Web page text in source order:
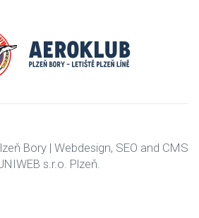
Bory | Webdesign, SEO and CMS
s.r.o. Plzeň